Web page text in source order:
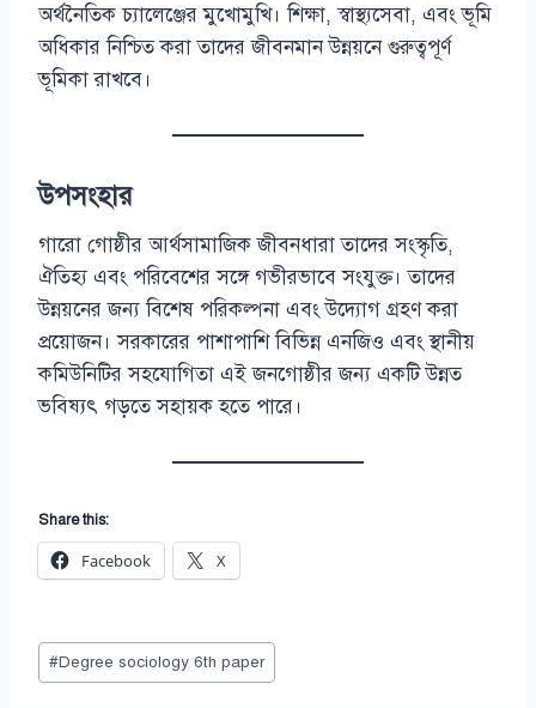
অর্থনৈতিক চ্যালেঞ্জের মুখোমুখি। শিক্ষা, স্বাস্থ্যসেবা, এবং ভূমি
অধিকার নিশ্চিত করা তাদের জীবনমান উন্নয়নে গুরুত্বপূর্ণ
ভূমিকা রাখবে।
উপসংহার
গারো গোষ্ঠীর আর্থসামাজিক জীবনধারা তাদের সংস্কৃতি,
ঐতিহ্য এবং পরিবেশের সঙ্গে গভীরভাবে সংযুক্ত। তাদের
উন্নয়নের জন্য বিশেষ পরিকল্পনা এবং উদ্যোগ গ্রহণ করা
প্রয়োজন। সরকারের পাশাপাশি বিভিন্ন এনজিও এবং স্থানীয়
কমিউনিটির সহযোগিতা এই জনগোষ্ঠীর জন্য একটি উন্নত
ভবিষ্যৎ গড়তে সহায়ক হতে পারে।
Share this:
Facebook X
Post
Tags:
#Degree sociology 6th paper